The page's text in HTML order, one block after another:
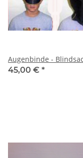
Augenbinde -
45,00 € *